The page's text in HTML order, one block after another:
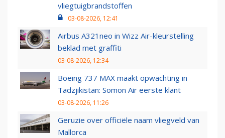
vliegtuigbrandstoffen
03-08-2026, 12:41
Airbus A321neo in Wizz Air-kleurstelling
beklad met graffiti
03-08-2026, 12:34
Boeing 737 MAX maakt opwachting in
Tadzjikistan: Somon Air eerste klant
03-08-2026, 11:26
Geruzie over officiële naam vliegveld van
Mallorca